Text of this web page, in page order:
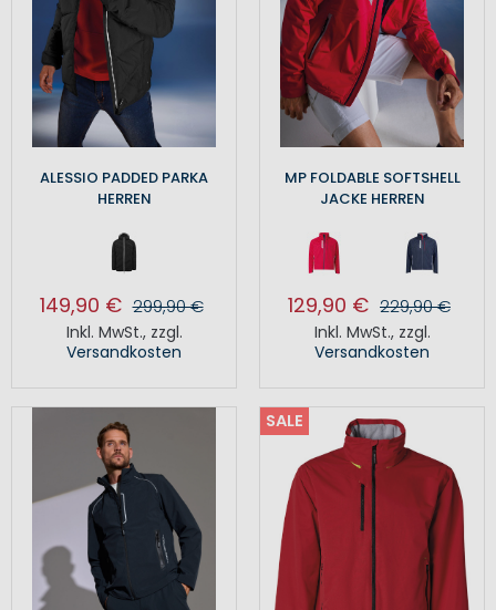
ALESSIO PADDED PARKA
HERREN
149,90 € 299,90 €
Inkl. MwSt., zzgl.
Versandkosten
MP FOLDABLE SOFTSHELL
JACKE HERREN
129,90 € 229,90 €
Inkl. MwSt., zzgl.
Versandkosten
SALE